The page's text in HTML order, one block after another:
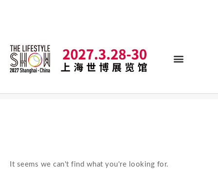
It seems we can't find what you're looking for.